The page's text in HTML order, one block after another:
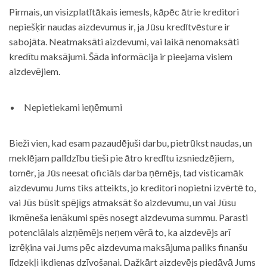
Pirmais, un visizplatītākais iemesls, kāpēc ātrie kreditori
nepiešķir naudas aizdevumus ir, ja Jūsu kredītvēsture ir
sabojāta. Neatmaksāti aizdevumi, vai laikā nenomaksāti
kredītu maksājumi. Šāda informācija ir pieejama visiem
aizdevējiem.
Nepietiekami ieņēmumi
Bieži vien, kad esam pazaudējuši darbu, pietrūkst naudas, un
meklējam palīdzību tieši pie ātro kredītu izsniedzējiem,
tomēr, ja Jūs neesat oficiāls darba ņēmējs, tad visticamāk
aizdevumu Jums tiks atteikts, jo kreditori nopietni izvērtē to,
vai Jūs būsit spējīgs atmaksāt šo aizdevumu, un vai Jūsu
ikmēneša ienākumi spēs nosegt aizdevuma summu. Parasti
potenciālais aizņēmējs neņem vērā to, ka aizdevējs arī
izrēķina vai Jums pēc aizdevuma maksājuma paliks finanšu
līdzekļi ikdienas dzīvošanai. Dažkārt aizdevējs piedāvā Jums